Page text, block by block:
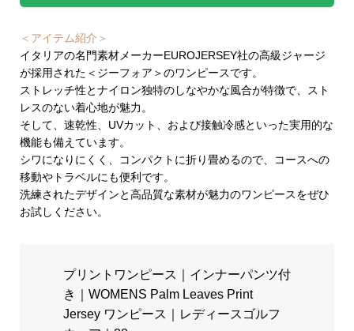
＜アイテム紹介＞
イタリアの名門素材メーカーEUROJERSEY社の高級ジャージ
が採用された＜ジーフォア＞のワンピースです。
ストレッチ性とナイロン独特のしなやかな風合が特徴で、スト
レスのない着心地が魅力。
そして、速乾性、UVカット、および接触冷感といった実用的な
機能も備えています。
シワになりにくく、コンパクトに折り畳めるので、コースへの
移動やトラベルにも便利です。
洗練されたデザインと高品質な素材が魅力のワンピースをぜひ
お試しください。
プリントワンピース｜インナーパンツ付
き｜WOMENS Palm Leaves Print
Jersey ワンピース｜レディースゴルフ